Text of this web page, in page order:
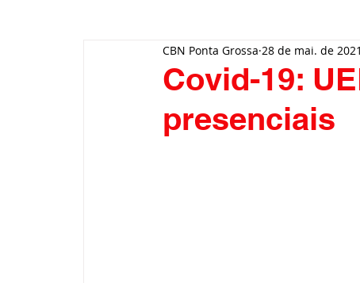
Emprego Campos Gerais
Rodovias Agronegócio
Covid-19:
presenciais
CBN Ponta Grossa 28 de mai. de 2021